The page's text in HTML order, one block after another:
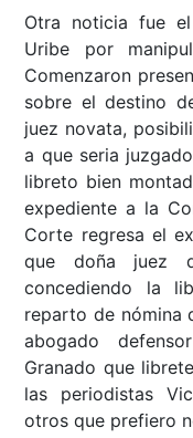
Otra noticia fue
Uribe por
Comenzaron
sobre el destino
juez novata,
a que seria
libreto bien
expediente a la
Corte regresa el
que doña juez
concediendo la
reparto de nómina
abogado
Granado que
las periodistas
otros que prefiero